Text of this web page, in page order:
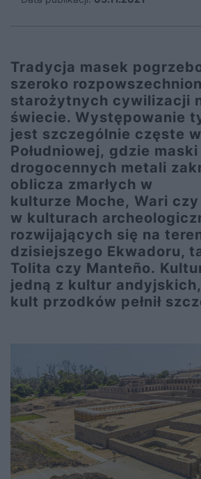
Tradycja masek
szeroko
starożytnych cywilizacji
świecie. Występowanie
jest szczególnie częste
Południowej, gdzie
drogocennych metali
oblicza zmarłych w
kulturze Moche, Wari
w kulturach
rozwijających się na
dzisiejszego Ekwadoru,
Tolita czy Manteño.
jedną z kultur
kult przodków pełnił